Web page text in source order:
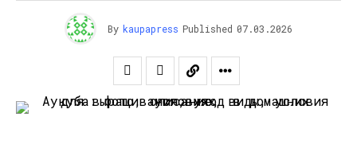
By kaupapress Published 07.03.2026